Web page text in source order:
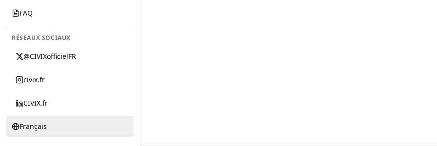
FAQ
RÉSEAUX SOCIAUX
@CIVIXofficielFR
civix.fr
CIVIX.fr
Français